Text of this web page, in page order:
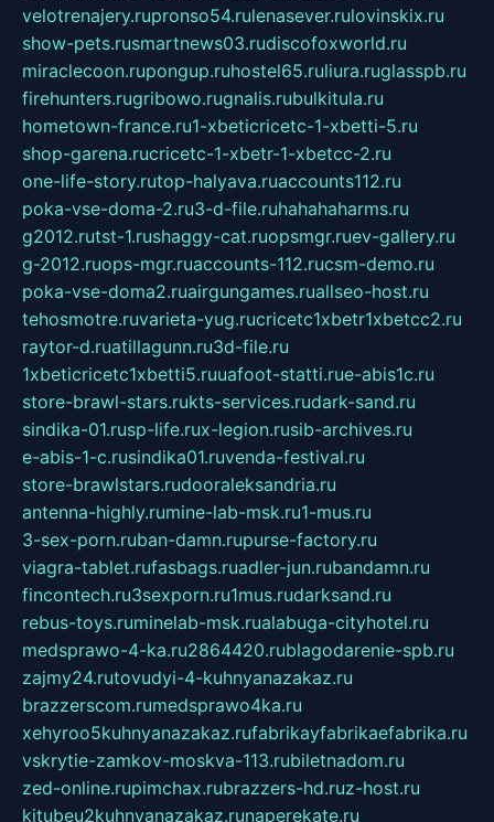
velotrenajery.rupronso54.rulenasever.rulovinskix.ru
show-pets.rusmartnews03.rudiscofoxworld.ru
miraclecoon.rupongup.ruhostel65.ruliura.ruglasspb.ru
firehunters.rugribowo.rugnalis.rubulkitula.ru
hometown-france.ru1-xbeticricetc-1-xbetti-5.ru
shop-garena.rucricetc-1-xbetr-1-xbetcc-2.ru
one-life-story.rutop-halyava.ruaccounts112.ru
poka-vse-doma-2.ru3-d-file.ruhahahaharms.ru
g2012.rutst-1.rushaggy-cat.ruopsmgr.ruev-gallery.ru
g-2012.ruops-mgr.ruaccounts-112.rucsm-demo.ru
poka-vse-doma2.ruairgungames.ruallseo-host.ru
tehosmotre.ruvarieta-yug.rucricetc1xbetr1xbetcc2.ru
raytor-d.ruatillagunn.ru3d-file.ru
1xbeticricetc1xbetti5.ruuafoot-statti.rue-abis1c.ru
store-brawl-stars.rukts-services.rudark-sand.ru
sindika-01.rusp-life.rux-legion.rusib-archives.ru
e-abis-1-c.rusindika01.ruvenda-festival.ru
store-brawlstars.rudooraleksandria.ru
antenna-highly.rumine-lab-msk.ru1-mus.ru
3-sex-porn.ruban-damn.rupurse-factory.ru
viagra-tablet.rufasbags.ruadler-jun.rubandamn.ru
fincontech.ru3sexporn.ru1mus.rudarksand.ru
rebus-toys.ruminelab-msk.rualabuga-cityhotel.ru
medsprawo-4-ka.ru2864420.rublagodarenie-spb.ru
zajmy24.rutovudyi-4-kuhnyanazakaz.ru
brazzerscom.rumedsprawo4ka.ru
xehyroo5kuhnyanazakaz.rufabrikayfabrikaefabrika.ru
vskrytie-zamkov-moskva-113.rubiletnadom.ru
zed-online.rupimchax.rubrazzers-hd.ruz-host.ru
kitubeu2kuhnyanazakaz.runaperekate.ru